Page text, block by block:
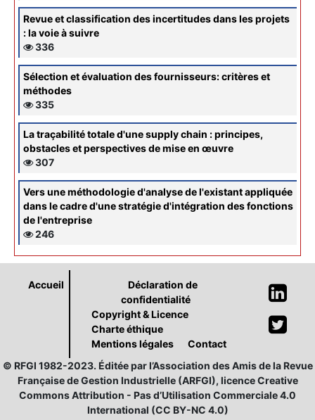
Revue et classification des incertitudes dans les projets
: la voie à suivre
336
Sélection et évaluation des fournisseurs: critères et
méthodes
335
La traçabilité totale d'une supply chain : principes,
obstacles et perspectives de mise en œuvre
307
Vers une méthodologie d'analyse de l'existant appliquée
dans le cadre d'une stratégie d'intégration des fonctions
de l'entreprise
246
Accueil
Déclaration de
confidentialité
Copyright & Licence
Charte éthique
Mentions légales
Contact
© RFGI 1982-2023. Éditée par l’Association des Amis de la Revue
Française de Gestion Industrielle (ARFGI), licence Creative
Commons Attribution - Pas d’Utilisation Commerciale 4.0
International (CC BY-NC 4.0)